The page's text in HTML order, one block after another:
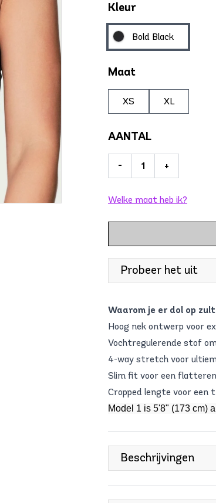
Kleur
Bold Black
Maat
XS XL
AANTAL
- +
Welke maat heb ik?
Probeer het uit
Waarom je er dol op
Hoog nek ontwerp voor
Vochtregulerende stof
4-way stretch voor
Slim fit voor een
Cropped lengte voor een
Model 1 is 5'8" (173 cm)
Beschrijvingen